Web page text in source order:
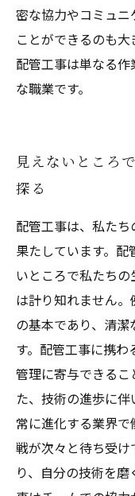
密な協力やコミュ
ことができるのも大
配管工事は単なる
な職業です。
見えないところ
探る
配管工事は、私た
果たしています。
いところで私たち
は計り知れません
の基本であり、清
す。配管工事に携
管理に寄与できるこ
た、技術の進歩に伴
常に進化する業界
戦が次々と待ち受
り、自分の技術を